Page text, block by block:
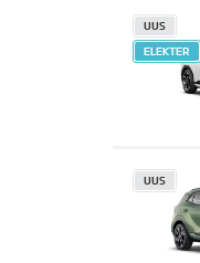
UUS
ELEKTER
UUS